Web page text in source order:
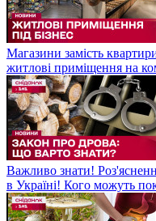
Магазини замість
житлові приміщення на
Важливо знати!
в Україні! Кого можуть